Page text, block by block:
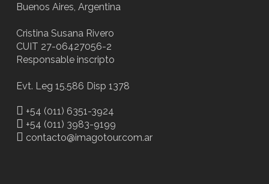
Buenos Aires, Argentina
Cristina Susana Rivero
CUIT 27-06427056-2
Responsable inscripto
Evt. Leg 15.586 Disp 1378
+54 (011) 6351-3924
+54 (011) 3983-9199
contacto@imagotour.com.ar